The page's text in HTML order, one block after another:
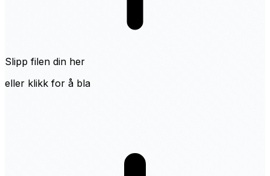
Slipp filen din her
eller klikk for å bla